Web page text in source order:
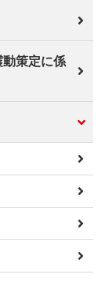
策定に係